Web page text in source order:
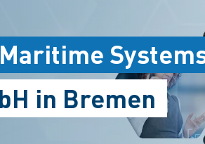
in Bremen